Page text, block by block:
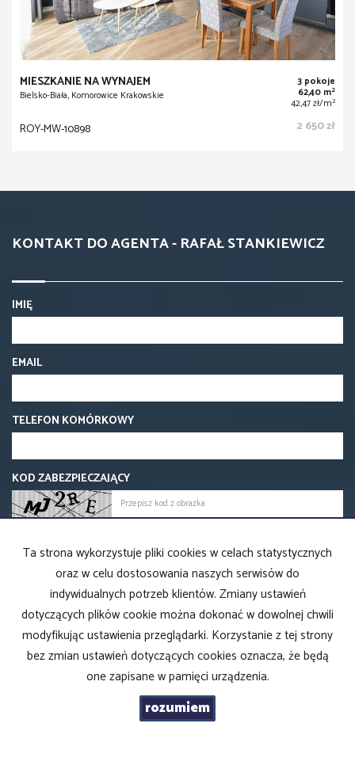
MIESZKANIE NA WYNAJEM
Bielsko-Biała, Komorowice Krakowskie
3 pokoje
62,40 m2
42,47 zł/m2
ROY-MW-10898 2 650 zł
KONTAKT DO AGENTA - RAFAŁ STANKIEWICZ
IMIĘ
EMAIL
TELEFON KOMÓRKOWY
KOD ZABEZPIECZAJĄCY
Ta strona wykorzystuje pliki cookies w celach statystycznych
oraz w celu dostosowania naszych serwisów do
indywidualnych potrzeb klientów. Zmiany ustawień
dotyczących plików cookie można dokonać w dowolnej chwili
modyfikując ustawienia przeglądarki. Korzystanie z tej strony
bez zmian ustawień dotyczących cookies oznacza, że będą
one zapisane w pamięci urządzenia.
rozumiem